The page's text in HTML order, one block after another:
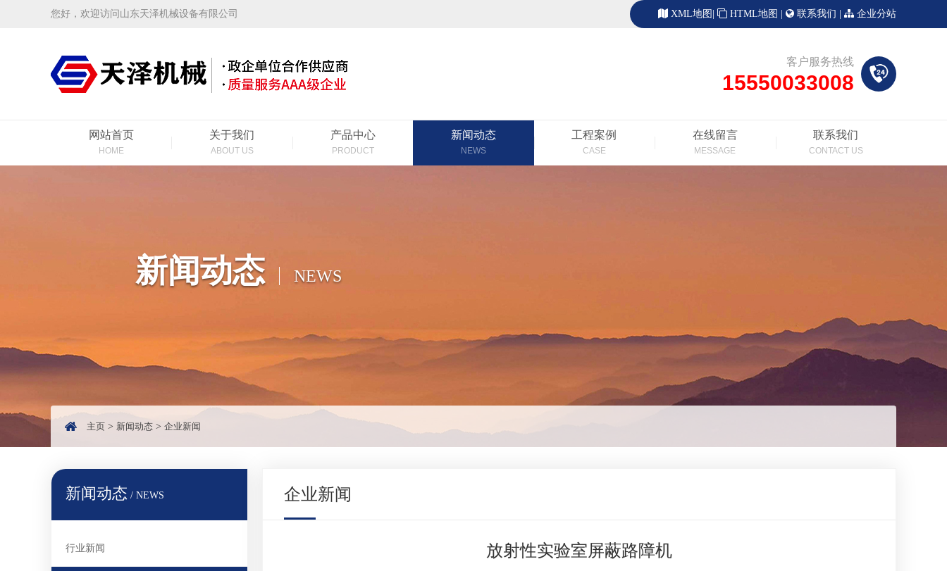
您好，欢迎访问山东天泽机械设备有限公司 XML地图 HTML地图 联系我们 企业分站
客户服务热线
15550033008
网站首页
HOME
关于我们
ABOUT US
产品中心
PRODUCT
新闻动态
NEWS
工程案例
CASE
在线留言
MESSAGE
联系我们
CONTACT US
新闻动态 NEWS
主页 > 新闻动态 > 企业新闻
新闻动态 / NEWS
行业新闻
企业新闻
放射性实验室屏蔽路障机